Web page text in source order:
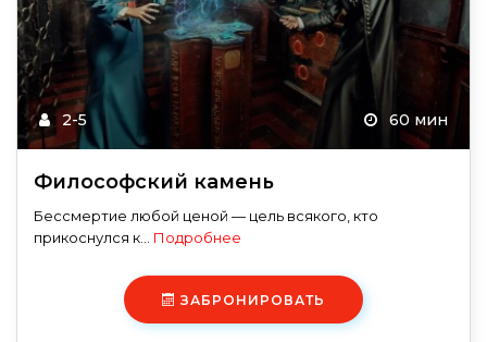
2-5 60 мин
Философский камень
Бессмертие любой ценой — цель всякого, кто
прикоснулся к... Подробнее
ЗАБРОНИРОВАТЬ